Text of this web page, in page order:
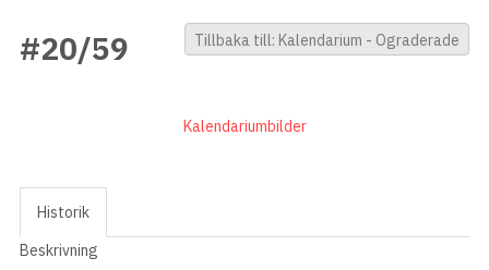
Tillbaka till: Kalendarium - Ograderade
#20/59
Kalendariumbilder
Historik
Beskrivning